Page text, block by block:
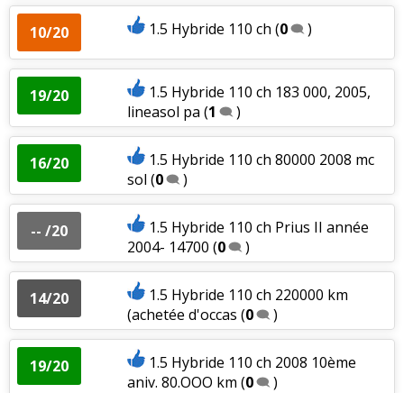
10/20 1.5 Hybride 110 ch (0 )
19/20
1.5 Hybride 110 ch 183 000, 2005,
lineasol pa (1 )
16/20
1.5 Hybride 110 ch 80000 2008 mc
sol (0 )
-- /20
1.5 Hybride 110 ch Prius II année
2004- 14700 (0 )
14/20
1.5 Hybride 110 ch 220000 km
(achetée d'occas (0 )
19/20
1.5 Hybride 110 ch 2008 10ème
aniv. 80.OOO km (0 )